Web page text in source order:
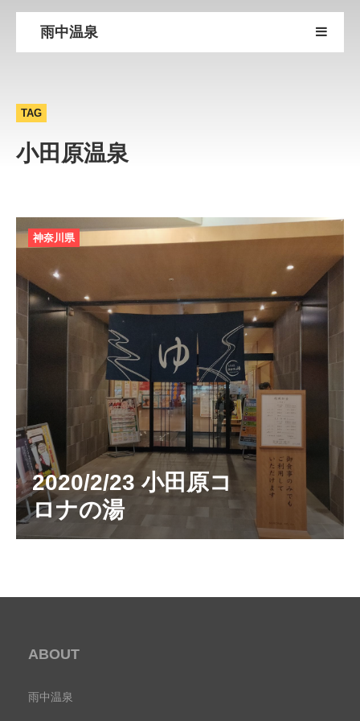
雨中温泉
TAG
小田原温泉
2020/2/23 小田原コ
ロナの湯
神奈川県
ABOUT
雨中温泉